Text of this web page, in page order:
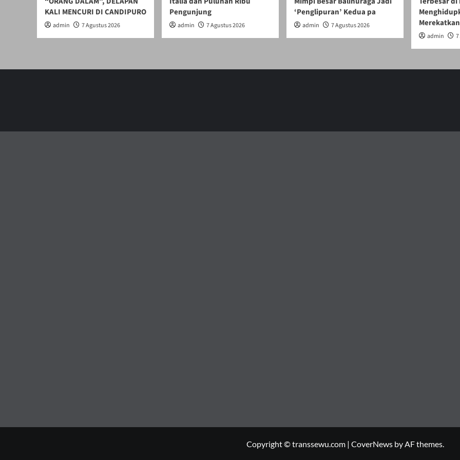
KALI MENCURI DI CANDIPURO
admin 7 Agustus 2026
Pengunjung
admin 7 Agustus 2026
‘Penglipuran’ Kedua pa
admin 7 Agustus 2026
admin
Copyright © transsewu.com | CoverNewsby AF themes.